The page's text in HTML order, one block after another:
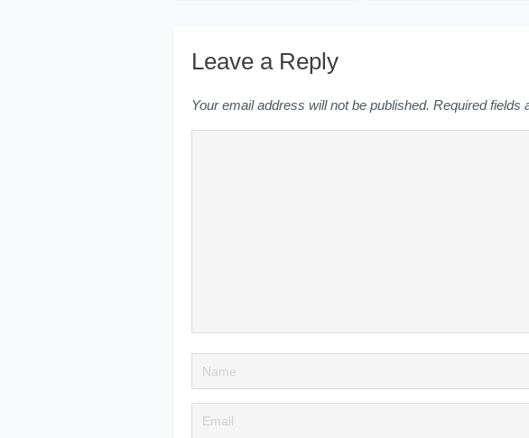
Leave a Reply
Your email address will not be published. Required fields